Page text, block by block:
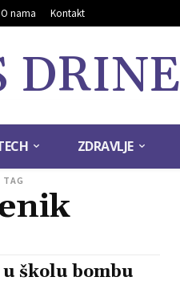
O nama Kontakt
DRINE
ZDRAVLJE
TAG
školu bombu